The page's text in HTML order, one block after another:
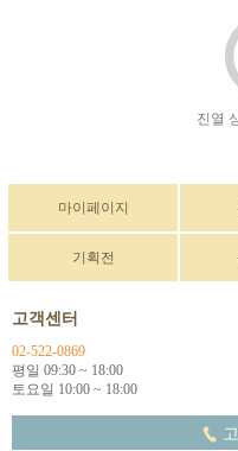
진열
마이페이지
기획전
고객센터
02-522-0869
평일 09:30 ~ 18:00
토요일 10:00 ~ 18:00